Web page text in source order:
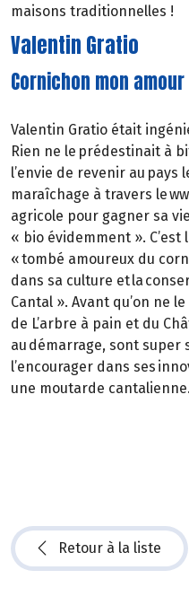
maisons traditionnelles !
Valentin Gratio
Cornichon mon amour
Valentin Gratio était
Rien ne le prédestinait à
l’envie de revenir au pays
maraîchage à travers le
agricole pour gagner sa
« bio évidemment ». C’est
« tombé amoureux du
dans sa culture et la
Cantal ». Avant qu’on ne
de L’arbre à pain et du
au démarrage, sont super
l’encourager dans ses
une moutarde cantalienne.
Retour à la liste